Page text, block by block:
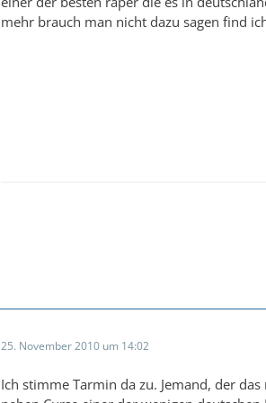
mehr brauch man nicht dazu sagen find
25. November 2010 um 14:02
Ich stimme Tarmin da zu. Jemand, der